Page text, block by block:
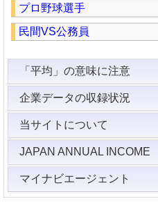
プロ野球選手
民間VS公務員
「平均」の意味に注意
企業データの収録状況
当サイトについて
JAPAN ANNUAL INCOME
マイナビエージェント